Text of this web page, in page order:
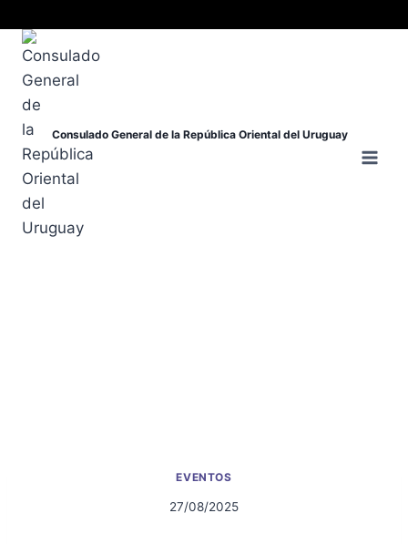
Consulado General de la República Oriental del Uruguay
EVENTOS
27/08/2025